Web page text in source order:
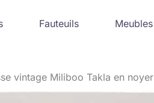
Fauteuils Meubles
vintage Miliboo Takla en noyer